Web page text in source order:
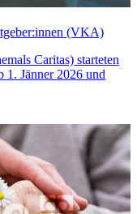
(VKA)
Caritas) starteten
Jänner 2026 und